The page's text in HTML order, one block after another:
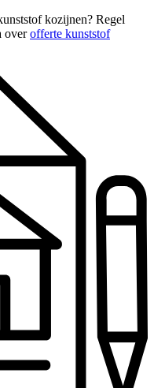
kozijnen? Regel
overofferte kunststof